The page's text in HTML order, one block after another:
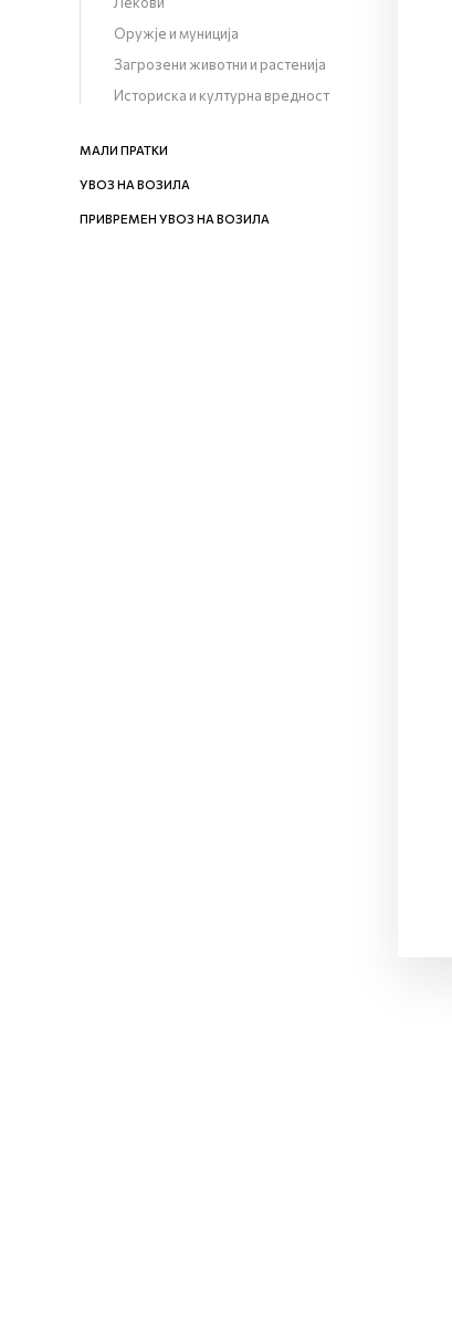
Оружје и муниција
Загрозени животни и растенија
Историска и културна вредност
МАЛИ ПРАТКИ
УВОЗ НА ВОЗИЛА
ПРИВРЕМЕН УВОЗ НА ВОЗИЛА